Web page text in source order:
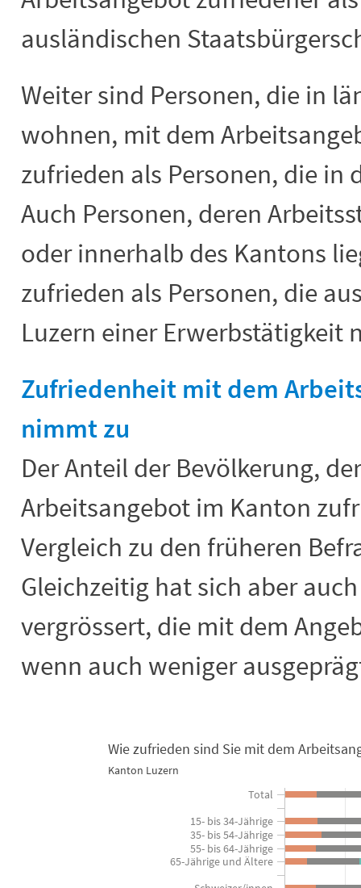
ausländischen
Weiter sind Personen, die in
wohnen, mit dem
zufrieden als Personen, die in
Auch Personen, deren
oder innerhalb des Kantons
zufrieden als Personen, die
Luzern einer Erwerbstätigkeit
Zufriedenheit mit dem
nimmt zu
Der Anteil der Bevölkerung,
Arbeitsangebot im Kanton
Vergleich zu den früheren
Gleichzeitig hat sich aber
vergrössert, die mit dem
wenn auch weniger
Wie zufrieden sind Sie mit dem
View as data table, Wie zufrieden sind Sie mit dem Arbeitsangebot? -
The chart has 1 X axis displaying categories.
The chart has 1 Y axis displaying in Prozent der Bevölkerung.
Wie zufrieden sind Sie mit dem
Kanton Luzern
Total
15- bis 34-Jährige
35- bis 54-Jährige
55- bis 64-Jährige
65-Jährige und Ältere